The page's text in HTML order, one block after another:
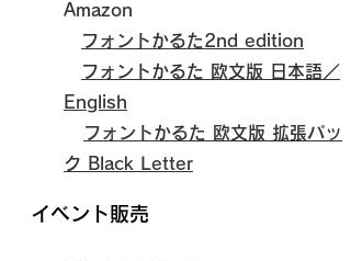
Amazon
フォントかるた2nd edition
フォントかるた 欧文版 日本語／
English
フォントかるた 欧文版 拡張パッ
ク Black Letter
イベント販売